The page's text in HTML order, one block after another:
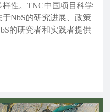
性。TNC中国项目科学
NbS的研究进展、政策
的研究者和实践者提供